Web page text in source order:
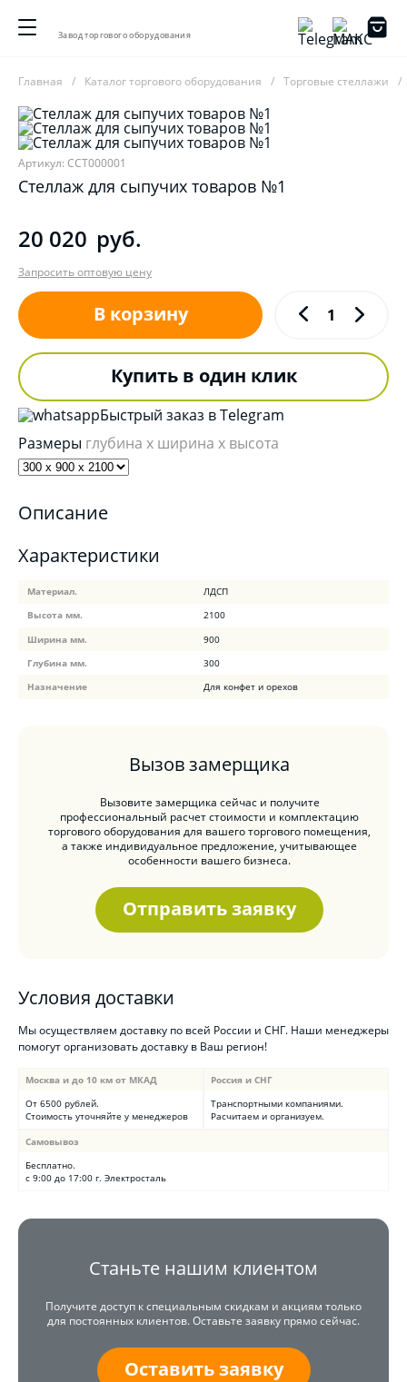
Завод торгового оборудования
Главная Каталог торгового оборудования Торговые стеллажи
Артикул: ССТ000001
Стеллаж для сыпучих товаров №1
20 020 руб.
Запросить оптовую цену
В корзину
Купить в один клик
Быстрый заказ в Telegram
Размеры глубина x ширина x высота
Описание
Характеристики
Материал.
ЛДСП
Высота мм.
2100
Ширина мм.
900
Глубина мм.
300
Назначение
Для конфет и орехов
Вызов замерщика
Вызовите замерщика сейчас и получите
профессиональный расчет стоимости и комплектацию
торгового оборудования для вашего торгового помещения,
а также индивидуальное предложение, учитывающее
особенности вашего бизнеса.
Отправить заявку
Условия доставки
Мы осуществляем доставку по всей России и СНГ. Наши менеджеры
помогут организовать доставку в Ваш регион!
Москва и до 10 км от МКАД
От 6500 рублей.
Стоимость уточняйте у менеджеров
Россия и СНГ
Транспортными компаниями.
Расчитаем и организуем.
Самовывоз
Бесплатно.
с 9:00 до 17:00 г. Электросталь
Станьте нашим клиентом
Получите доступ к специальным скидкам и акциям только
для постоянных клиентов. Оставьте заявку прямо сейчас.
Оставить заявку